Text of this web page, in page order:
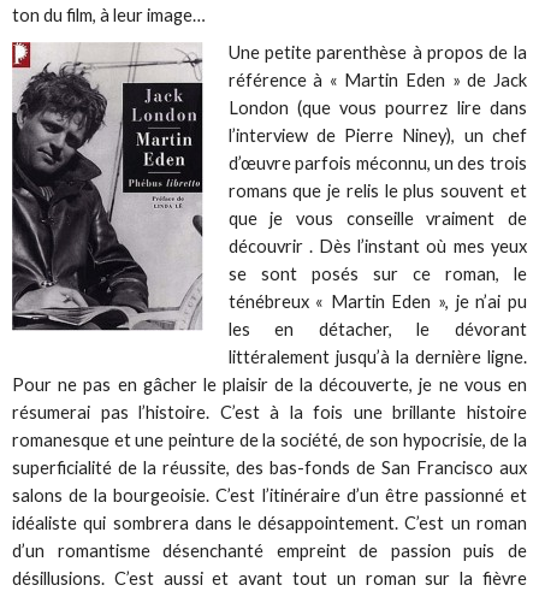
ton du film, à leur image…
Une petite parenthèse à propos de la
référence à « Martin Eden » de Jack
London (que vous pourrez lire dans
l’interview de Pierre Niney), un chef
d’œuvre parfois méconnu, un des trois
romans que je relis le plus souvent et
que je vous conseille vraiment de
découvrir . Dès l’instant où mes yeux
se sont posés sur ce roman, le
ténébreux « Martin Eden », je n’ai pu
les en détacher, le dévorant
littéralement jusqu’à la dernière ligne.
Pour ne pas en gâcher le plaisir de la découverte, je ne vous en
résumerai pas l’histoire. C’est à la fois une brillante histoire
romanesque et une peinture de la société, de son hypocrisie, de la
superficialité de la réussite, des bas-fonds de San Francisco aux
salons de la bourgeoisie. C’est l’itinéraire d’un être passionné et
idéaliste qui sombrera dans le désappointement. C’est un roman
d’un romantisme désenchanté empreint de passion puis de
désillusions. C’est aussi et avant tout un roman sur la fièvre